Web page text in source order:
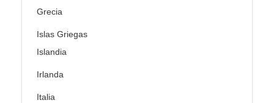
Grecia
Islas Griegas
Islandia
Irlanda
Italia